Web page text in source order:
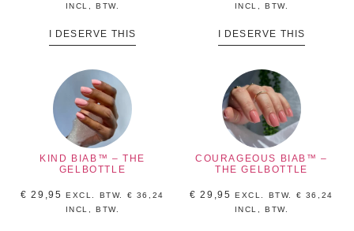
INCL, BTW.
I DESERVE THIS
INCL, BTW.
I DESERVE THIS
KIND BIAB™ – THE
GELBOTTLE
€ 29,95 EXCL. BTW. € 36,24
INCL, BTW.
COURAGEOUS BIAB™ –
THE GELBOTTLE
€ 29,95 EXCL. BTW. € 36,24
INCL, BTW.